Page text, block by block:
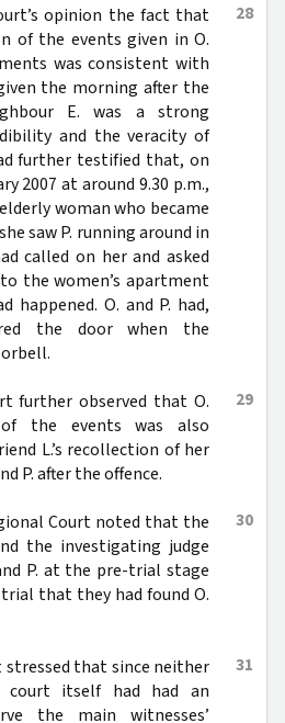
28
opinion the fact that
of the events given in O.
was consistent with
the morning after the
E. was a strong
and the veracity of
further testified that, on
2007 at around 9.30 p.m.,
woman who became
saw P. running around in
called on her and asked
the women’s apartment
happened. O. and P. had,
the door when the
29
further observed that O.
of the events was also
L.’s recollection of her
P. after the offence.
30
Court noted that the
the investigating judge
P. at the pre-trial stage
that they had found O.
31
stressed that since neither
itself had had an
the main witnesses’